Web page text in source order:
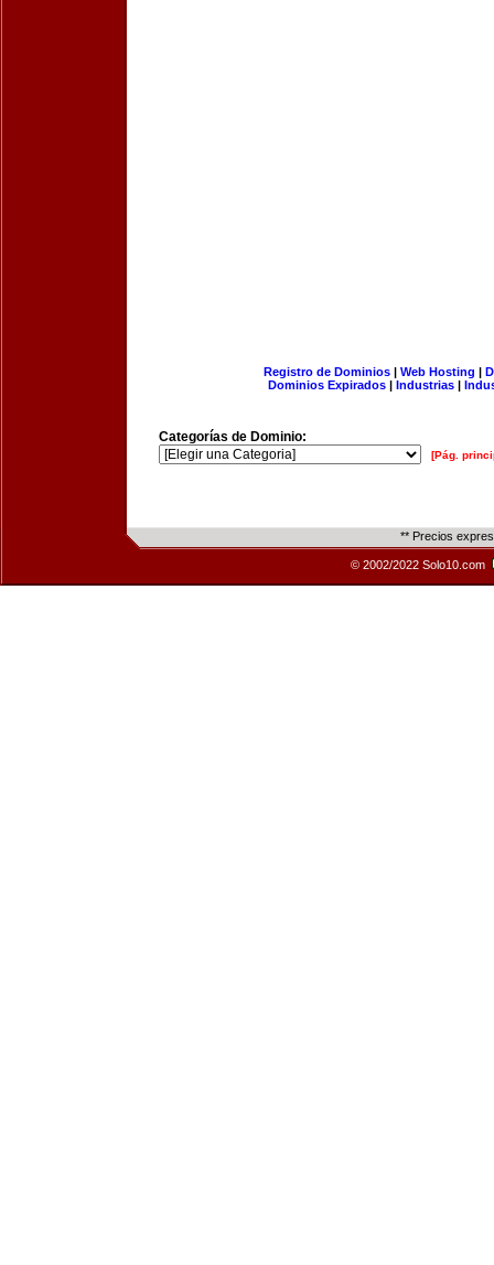
Registro de Dominios| Web Hosting |
Dominios Expirados | Industrias |
Categorías de Dominio:
[Pág.
** Precios
© 2002/2022 Solo10.com